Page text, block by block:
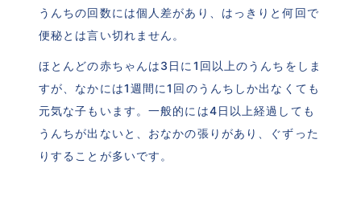
うんちの回数には個人差があり、はっきりと何回で
便秘とは言い切れません。
ほとんどの赤ちゃんは3日に1回以上のうんちをしま
すが、なかには1週間に1回のうんちしか出なくても
元気な子もいます。一般的には4日以上経過しても
うんちが出ないと、おなかの張りがあり、ぐずった
りすることが多いです。